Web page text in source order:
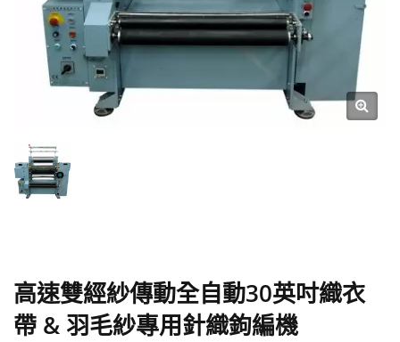
高速雙經紗傳動全自動30英吋織衣
帶 & 羽毛紗專用針織鉤編機